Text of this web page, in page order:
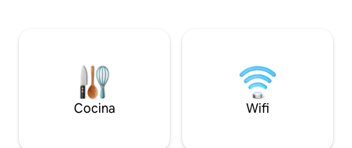
conveniencia, ofreciendo la base
perfecta para recuerdos familiares
inolvidables.
Detector de
Ubicación
atracciones
Cocina Wifi